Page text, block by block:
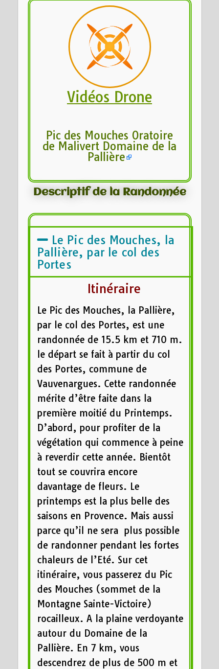
Vidéos Drone
Pic des Mouches Oratoire
de Malivert Domaine de la
Pallière
Descriptif de la Randonnée
Le Pic des Mouches, la
Pallière, par le col des
Portes
Itinéraire
Le Pic des Mouches, la Pallière,
par le col des Portes, est une
randonnée de 15.5 km et 710 m.
le départ se fait à partir du col
des Portes, commune de
Vauvenargues. Cette randonnée
mérite d’être faite dans la
première moitié du Printemps.
D’abord, pour profiter de la
végétation qui commence à peine
à reverdir cette année. Bientôt
tout se couvrira encore
davantage de fleurs. Le
printemps est la plus belle des
saisons en Provence. Mais aussi
parce qu’il ne sera plus possible
de randonner pendant les fortes
chaleurs de l’Eté. Sur cet
itinéraire, vous passerez du Pic
des Mouches (sommet de la
Montagne Sainte-Victoire)
rocailleux. A la plaine verdoyante
autour du Domaine de la
Pallière. En 7 km, vous
descendrez de plus de 500 m et